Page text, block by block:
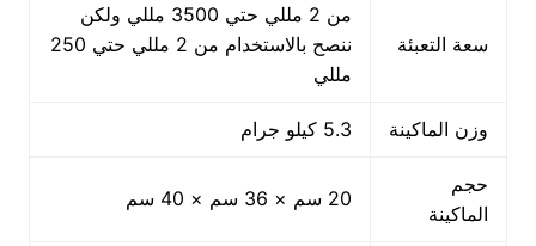
سعة التعبئة
من 2 مللي حتي 3500 مللي ولكن
ننصح بالاستخدام من 2 مللي حتي 250
مللي
وزن الماكينة 5.3 كيلو جرام
حجم
الماكينة
20 سم × 36 سم × 40 سم